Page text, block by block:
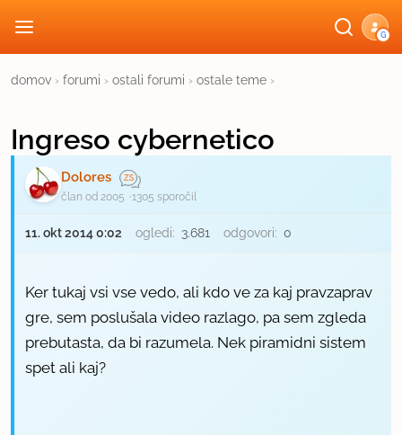
G
domov › forumi › ostali forumi › ostale teme ›
Ingreso cybernetico
Dolores
član od 2005 1305 sporočil
11. okt 2014 0:02 ogledi: 3.681 odgovori: 0
Ker tukaj vsi vse vedo, ali kdo ve za kaj pravzaprav
gre, sem poslušala video razlago, pa sem zgleda
prebutasta, da bi razumela. Nek piramidni sistem
spet ali kaj?